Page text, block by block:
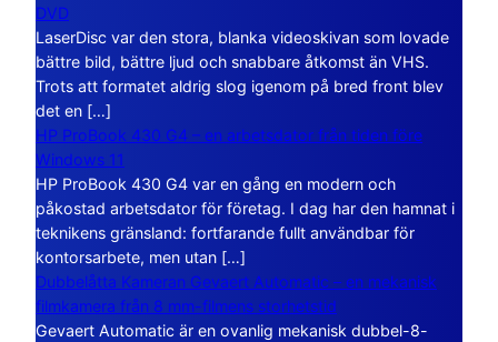
DVD
LaserDisc var den stora, blanka videoskivan som lovade
bättre bild, bättre ljud och snabbare åtkomst än VHS.
Trots att formatet aldrig slog igenom på bred front blev
det en […]
HP ProBook 430 G4 – en arbetsdator från tiden före
Windows 11
HP ProBook 430 G4 var en gång en modern och
påkostad arbetsdator för företag. I dag har den hamnat i
teknikens gränsland: fortfarande fullt användbar för
kontorsarbete, men utan […]
Dubbelåtta Kameran Gevaert Automatic – en mekanisk
filmkamera från 8 mm-filmens storhetstid
Gevaert Automatic är en ovanlig mekanisk dubbel-8-